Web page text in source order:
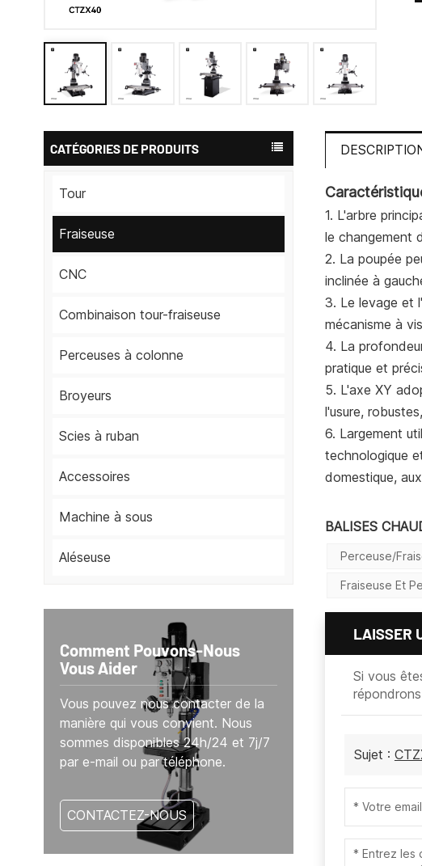
CATÉGORIES DE PRODUITS
Tour
Fraiseuse
CNC
Combinaison tour-fraiseuse
Perceuses à colonne
Broyeurs
Scies à ruban
Accessoires
Machine à sous
Aléseuse
Comment Pouvons-Nous
Vous Aider
Vous pouvez nous contacter de la
manière qui vous convient. Nous
sommes disponibles 24h/24 et 7j/7
par e-mail ou par téléphone.
CONTACTEZ-NOUS
1. L'arbre
le changement
2. La poupée
inclinée à
3. Le levage et
mécanisme à
4. La
pratique et
5. L'axe XY
l'usure,
6. Largement
technologique
domestique,
BALISES
Perceuse/
Fraiseuse Et
LAISSER
Si vous
Sujet :